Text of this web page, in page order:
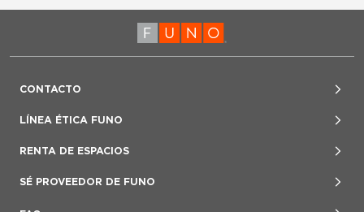
CONTACTO
Capital.
LÍNEA ÉTICA FUNO
Tel : 800-123-FUNO (3866)
RENTA DE ESPACIOS
800 847 2757
SÉ PROVEEDOR DE FUNO